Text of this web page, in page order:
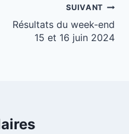
SUIVANT
Résultats du week-end
15 et 16 juin 2024